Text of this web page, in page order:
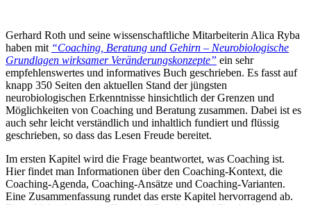
Gerhard Roth und seine wissenschaftliche Mitarbeiterin Alica Ryba
haben mit “Coaching, Beratung und Gehirn – Neurobiologische
Grundlagen wirksamer Veränderungskonzepte” ein sehr
empfehlenswertes und informatives Buch geschrieben. Es fasst auf
knapp 350 Seiten den aktuellen Stand der jüngsten
neurobiologischen Erkenntnisse hinsichtlich der Grenzen und
Möglichkeiten von Coaching und Beratung zusammen. Dabei ist es
auch sehr leicht verständlich und inhaltlich fundiert und flüssig
geschrieben, so dass das Lesen Freude bereitet.
Im ersten Kapitel wird die Frage beantwortet, was Coaching ist.
Hier findet man Informationen über den Coaching-Kontext, die
Coaching-Agenda, Coaching-Ansätze und Coaching-Varianten.
Eine Zusammenfassung rundet das erste Kapitel hervorragend ab.